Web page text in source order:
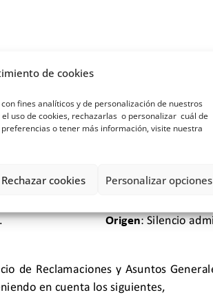
de cookies
con fines analíticos y de personalización de nuestros
uso de cookies, rechazarlas o personalizar cuál de
o tener más información, visite nuestra
Rechazar cookies Personalizar opciones